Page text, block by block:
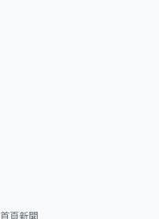
首頁新聞